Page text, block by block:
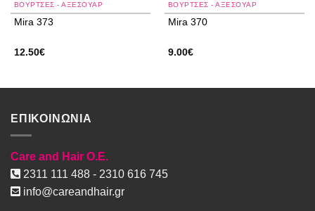
ΒΟΥΡΤΣΕΣ - ΑΞΕΣΟΥΑΡ
Mira 373
12.50€
ΒΟΥΡΤΣΕΣ - ΑΞΕΣΟΥΑΡ
Mira 370
9.00€
ΕΠΙΚΟΙΝΩΝΙΑ
Care and Hair O.E.
2311 111 488 - 2310 616 745
info@careandhair.gr